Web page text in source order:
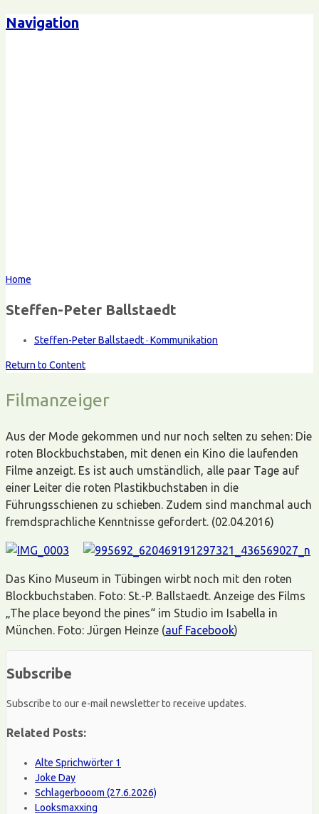
Navigation
Home
Steffen-Peter Ballstaedt
Steffen-Peter Ballstaedt · Kommunikation
Return to Content
Filmanzeiger
Aus der Mode gekommen und nur noch selten zu sehen: Die
roten Blockbuchstaben, mit denen ein Kino die laufenden
Filme anzeigt. Es ist auch umständlich, alle paar Tage auf
einer Leiter die roten Plastikbuchstaben in die
Führungsschienen zu schieben. Zudem sind manchmal auch
fremdsprachliche Kenntnisse gefordert. (02.04.2016)
Das Kino Museum in Tübingen wirbt noch mit den roten
Blockbuchstaben. Foto: St.-P. Ballstaedt. Anzeige des Films
„The place beyond the pines“ im Studio im Isabella in
München. Foto: Jürgen Heinze (auf Facebook)
Subscribe
Subscribe to our e-mail newsletter to receive updates.
Related Posts:
Alte Sprichwörter 1
Joke Day
Schlagerbooom (27.6.2026)
Looksmaxxing